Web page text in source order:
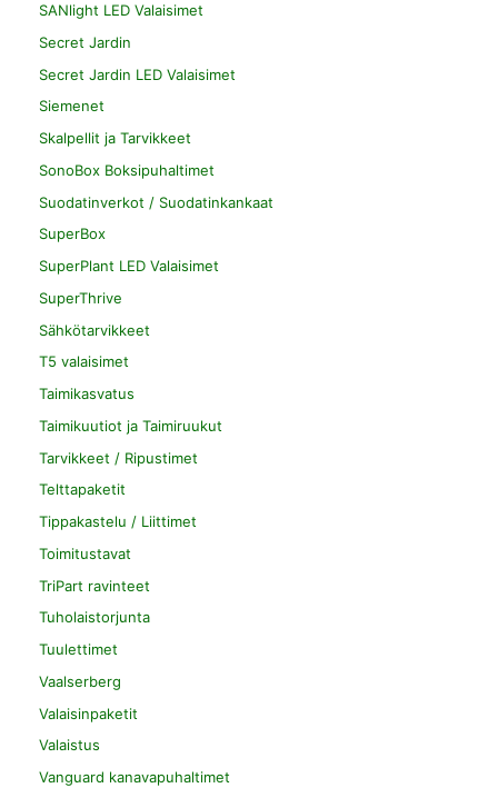
SANlight LED Valaisimet
Secret Jardin
Secret Jardin LED Valaisimet
Siemenet
Skalpellit ja Tarvikkeet
SonoBox Boksipuhaltimet
Suodatinverkot / Suodatinkankaat
SuperBox
SuperPlant LED Valaisimet
SuperThrive
Sähkötarvikkeet
T5 valaisimet
Taimikasvatus
Taimikuutiot ja Taimiruukut
Tarvikkeet / Ripustimet
Telttapaketit
Tippakastelu / Liittimet
Toimitustavat
TriPart ravinteet
Tuholaistorjunta
Tuulettimet
Vaalserberg
Valaisinpaketit
Valaistus
Vanguard kanavapuhaltimet